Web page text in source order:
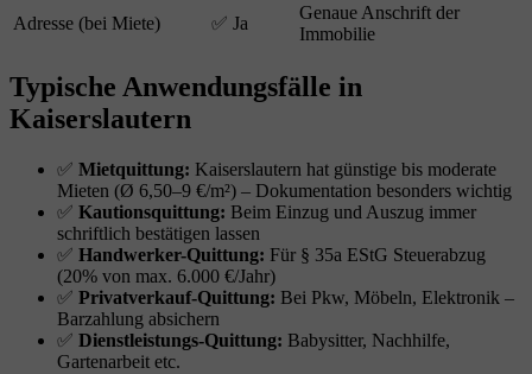
Adresse (bei Miete)
✅ Ja
Genaue Anschrift der
Immobilie
Typische Anwendungsfälle in
Kaiserslautern
✅ Mietquittung: Kaiserslautern hat günstige bis moderate
Mieten (Ø 6,50–9 €/m²) – Dokumentation besonders wichtig
✅ Kautionsquittung: Beim Einzug und Auszug immer
schriftlich bestätigen lassen
✅ Handwerker-Quittung: Für § 35a EStG Steuerabzug
(20% von max. 6.000 €/Jahr)
✅ Privatverkauf-Quittung: Bei Pkw, Möbeln, Elektronik –
Barzahlung absichern
✅ Dienstleistungs-Quittung: Babysitter, Nachhilfe,
Gartenarbeit etc.